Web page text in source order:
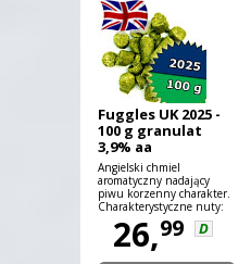
Fuggles UK 2025 -
100 g granulat
3,9% aa
Angielski chmiel
aromatyczny nadający
piwu korzenny charakter.
Charakterystyczne nuty:
trawa, mięta, ziemia.
26,99 D